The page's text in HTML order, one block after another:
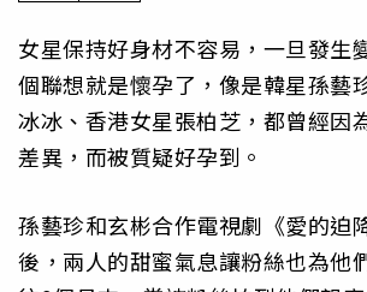
女星保持好身材不容易，一旦發生
個聯想就是懷孕了，像是韓星孫藝
冰冰、香港女星張柏芝，都曾經因
差異，而被質疑好孕到。
孫藝珍和玄彬合作電視劇《愛的迫
後，兩人的甜蜜氣息讓粉絲也為他